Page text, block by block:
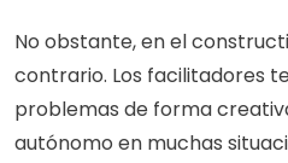
No obstante, en el
contrario. Los facilitadores
problemas de forma
autónomo en muchas